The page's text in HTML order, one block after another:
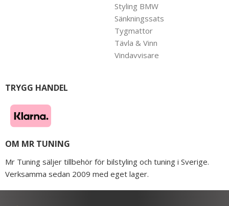
Styling BMW
Sänkningssats
Tygmattor
Tävla & Vinn
Vindavvisare
TRYGG HANDEL
OM MR TUNING
Mr Tuning säljer tillbehör för bilstyling och tuning i Sverige.
Verksamma sedan 2009 med eget lager.